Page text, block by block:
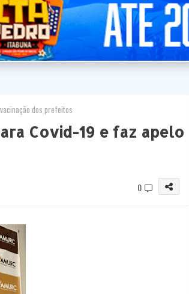
dos prefeitos
Covid-19 e faz apelo
0